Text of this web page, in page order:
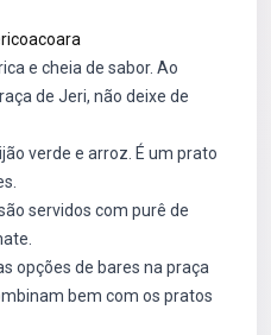
e cheia de sabor. Ao
de Jeri, não deixe de
verde e arroz. É um prato
servidos com purê de
opções de bares na praça
bem com os pratos